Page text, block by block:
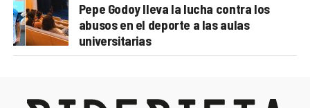
Pepe Godoy lleva la lucha contra los
abusos en el deporte a las aulas
universitarias